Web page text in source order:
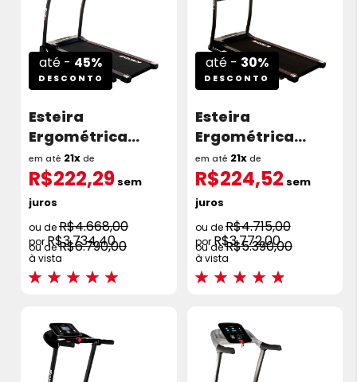
até - 45%
DESCONTO
Esteira
Ergométrica
Kikos E900 2.0 HP
10 Km/h
Avaliações:
R$4.668,00
R$6.790,00
R$3.734,40
à vista
em até 21xde
R$222,29 sem
juros
até - 30%
DESCONTO
Esteira
Ergométrica
Kikos E700 2.0 HP
10 Km/h
Avaliações:
R$4.715,00
R$5.390,00
R$3.772,00
à vista
em até 21xde
R$224,52 sem
juros